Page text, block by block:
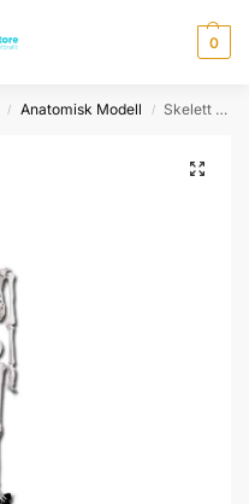
0
/ Anatomisk Modell / Skelett Anatomisk modell